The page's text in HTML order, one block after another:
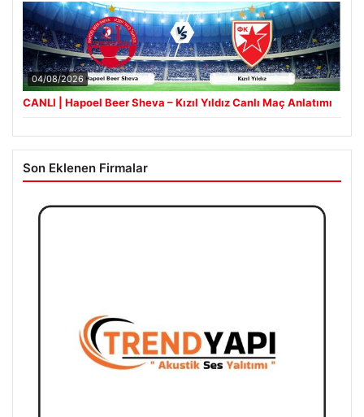
04/08/2026
CANLI | Hapoel Beer Sheva – Kızıl Yıldız Canlı Maç Anlatımı
Son Eklenen Firmalar